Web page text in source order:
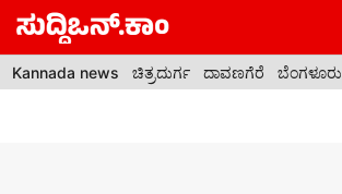
Skip
content
Kannada news ಚಿತ್ರದುರ್ಗ ದಾವಣಗೆರೆ ಬೆಂಗಳೂರು